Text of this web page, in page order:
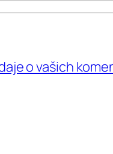
o vašich